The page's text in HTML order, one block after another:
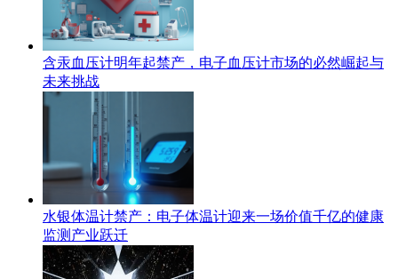
含汞血压计明年起禁产，电子血压计市场的必然崛起与
未来挑战
水银体温计禁产：电子体温计迎来一场价值千亿的健康
监测产业跃迁